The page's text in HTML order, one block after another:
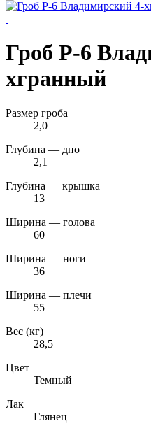
Гроб Р-6
хгранный
Размер гроба
2,0
Глубина — дно
2,1
Глубина — крышка
13
Ширина — голова
60
Ширина — ноги
36
Ширина — плечи
55
Вес (кг)
28,5
Цвет
Темный
Лак
Глянец